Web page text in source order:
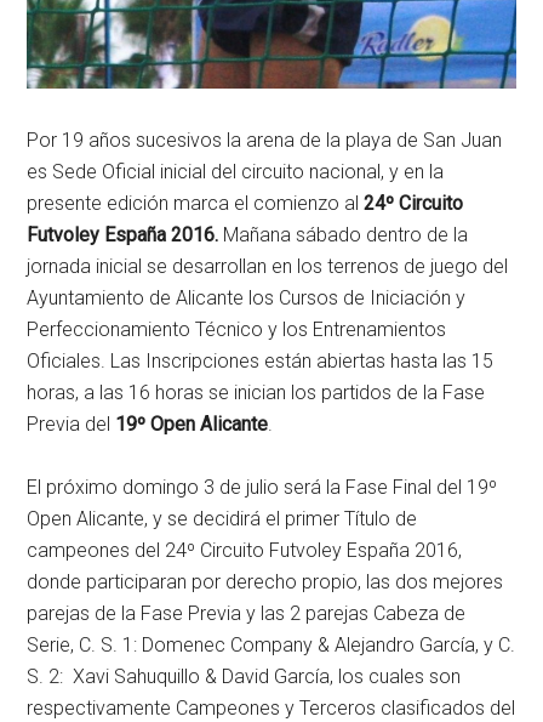
Por 19 años sucesivos la arena de la playa de San Juan
es Sede Oficial inicial del circuito nacional, y en la
presente edición marca el comienzo al24º Circuito
Futvoley España 2016. Mañana sábado dentro de la
jornada inicial se desarrollan en los terrenos de juego del
Ayuntamiento de Alicante los Cursos de Iniciación y
Perfeccionamiento Técnico y los Entrenamientos
Oficiales. Las Inscripciones están abiertas hasta las 15
horas, a las 16 horas se inician los partidos de la Fase
Previa del 19º Open Alicante.
El próximo domingo 3 de julio será la Fase Final del 19º
Open Alicante, y se decidirá el primer Título de
campeones del 24º Circuito Futvoley España 2016,
donde participaran por derecho propio, las dos mejores
parejas de la Fase Previa y las 2 parejas Cabeza de
Serie, C. S. 1: Domenec Company & Alejandro García, y C.
S. 2: Xavi Sahuquillo & David García, los cuales son
respectivamente Campeones y Terceros clasificados del